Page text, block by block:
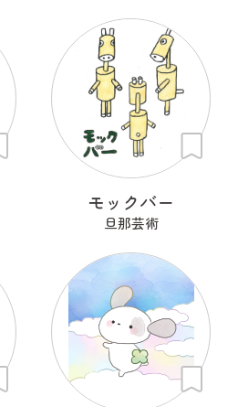
モックバー
旦那芸術